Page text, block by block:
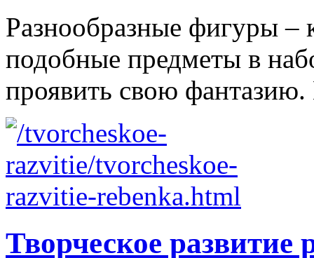
Разнообразные фигуры –
подобные предметы в
проявить свою
Творческое развитие